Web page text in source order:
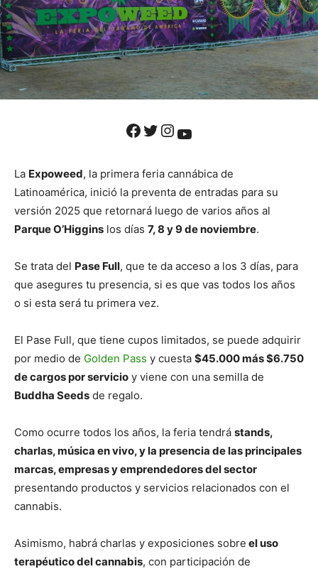
Facebook Twitter Instagram YouTube
La Expoweed, la primera feria cannábica de
Latinoamérica, inició la preventa de entradas para su
versión 2025 que retornará luego de varios años al
Parque O’Higgins los días 7, 8 y 9 de noviembre.
Se trata del Pase Full, que te da acceso a los 3 días, para
que asegures tu presencia, si es que vas todos los años
o si esta será tu primera vez.
El Pase Full, que tiene cupos limitados, se puede adquirir
por medio de Golden Pass y cuesta $45.000 más $6.750
de cargos por servicio y viene con una semilla de
Buddha Seeds de regalo.
Como ocurre todos los años, la feria tendrá stands,
charlas, música en vivo, y la presencia de las principales
marcas, empresas y emprendedores del sector
presentando productos y servicios relacionados con el
cannabis.
Asimismo, habrá charlas y exposiciones sobre el uso
terapéutico del cannabis, con participación de